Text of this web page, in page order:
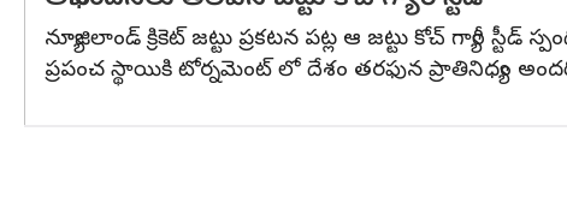
న్యూజిలాండ్ క్రికెట్ జట్టు ప్రకటన పట్ల ఆ జట్టు కోచ్ గ్యారీ స్టీడ్​
ప్రపంచ స్థాయికి టోర్నమెంట్ లో దేశం తరఫున ప్రాతినిధ్యం